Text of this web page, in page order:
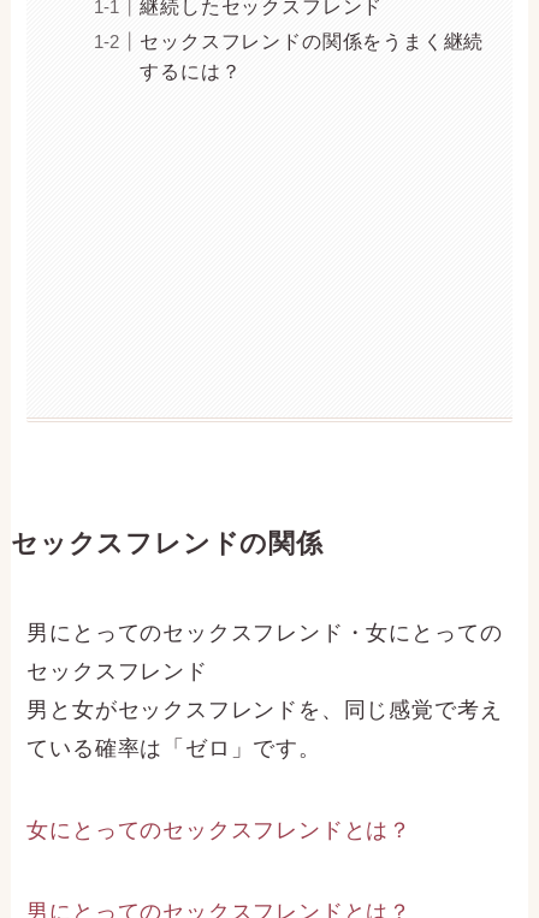
継続したセックスフレンド
セックスフレンドの関係をうまく継続
するには？
セックスフレンドの関係
男にとってのセックスフレンド・女にとっての
セックスフレンド
男と女がセックスフレンドを、同じ感覚で考え
ている確率は「ゼロ」です。
女にとってのセックスフレンドとは？
男にとってのセックスフレンドとは？